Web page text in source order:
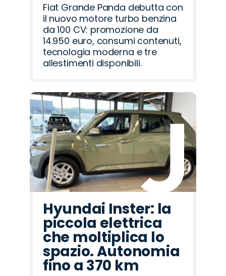
Fiat Grande Panda debutta con
il nuovo motore turbo benzina
da 100 CV: promozione da
14.950 euro, consumi contenuti,
tecnologia moderna e tre
allestimenti disponibili.
Hyundai Inster: la
piccola elettrica
che moltiplica lo
spazio. Autonomia
fino a 370 km